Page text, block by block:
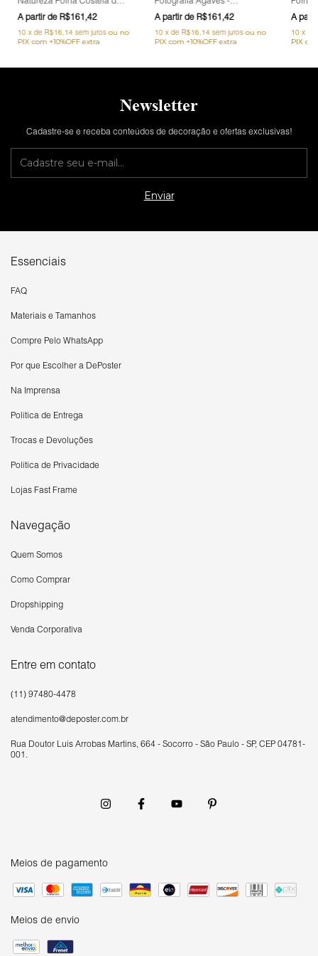
Adão - Folha Seca
R$161,42
10 xde R$16,14 sem juros
Natureza, Planta, Preto e
Branco
R$161,42
10 xde R$16,14 sem juros
Adão
10 x
Newsletter
Cadastre-se e receba conteúdos de decoração e ofertas exclusivas!
Essenciais
FAQ
Materiais e Tamanhos
Compre Pelo WhatsApp
Por que Escolher a DePoster
Na Imprensa
Política de Entrega
Trocas e Devoluções
Política de Privacidade
Lojas Fast Frame
Navegação
Quem Somos
Como Comprar
Dropshipping
Venda Corporativa
Entre em contato
(11) 97480-4478
atendimento@deposter.com.br
Rua Doutor Luís Arrobas Martins, 664 - Socorro - São Paulo - SP, CEP 04781-
001.
Meios de pagamento
Meios de envio